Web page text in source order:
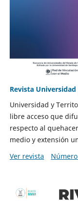
Revista
Universidad y
libre acceso que
respecto al
medio y extensión
Ver revista